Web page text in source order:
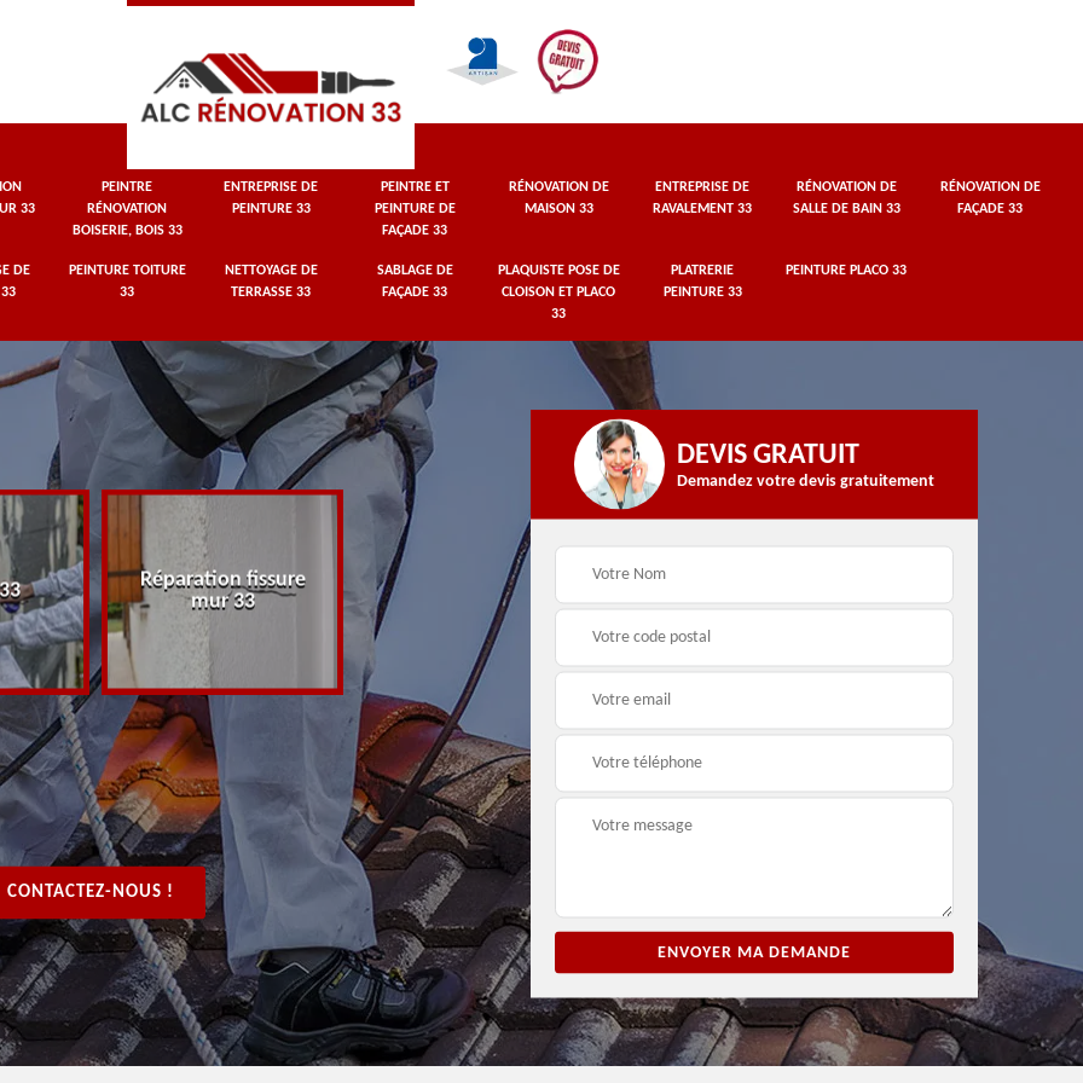
33
PEINTRE
RÉNOVATION
BOISERIE, BOIS 33
ENTREPRISE DE
PEINTURE 33
PEINTRE ET
PEINTURE DE
FAÇADE 33
RÉNOVATION DE
MAISON 33
ENTREPRISE DE
RAVALEMENT 33
RÉNOVATION DE
SALLE DE BAIN 33
RÉNOVATION DE
FAÇADE 33
DE
33
PEINTURE TOITURE
33
NETTOYAGE DE
TERRASSE 33
SABLAGE DE
FAÇADE 33
PLAQUISTE POSE DE
CLOISON ET PLACO
33
PLATRERIE
PEINTURE 33
PEINTURE PLACO 33
Réparation fissure
mur 33
Peintre rénovation
boiserie, bois 33
Entreprise de peinture
33
façade 33
CONTACTEZ-NOUS !
DEVIS GRATUIT
Demandez votre devis gratuitement